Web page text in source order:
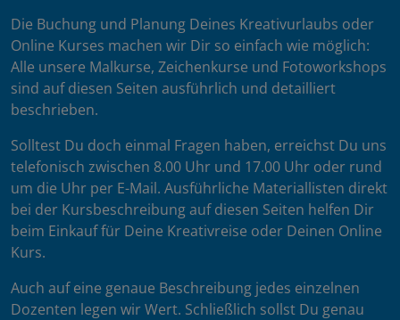
Die Buchung und Planung Deines Kreativurlaubs oder
Online Kurses machen wir Dir so einfach wie möglich:
Alle unsere Malkurse, Zeichenkurse und Fotoworkshops
sind auf diesen Seiten ausführlich und detailliert
beschrieben.
Solltest Du doch einmal Fragen haben, erreichst Du uns
telefonisch zwischen 8.00 Uhr und 17.00 Uhr oder rund
um die Uhr per E-Mail. Ausführliche Materiallisten direkt
bei der Kursbeschreibung auf diesen Seiten helfen Dir
beim Einkauf für Deine Kreativreise oder Deinen Online
Kurs.
Auch auf eine genaue Beschreibung jedes einzelnen
Dozenten legen wir Wert. Schließlich sollst Du genau